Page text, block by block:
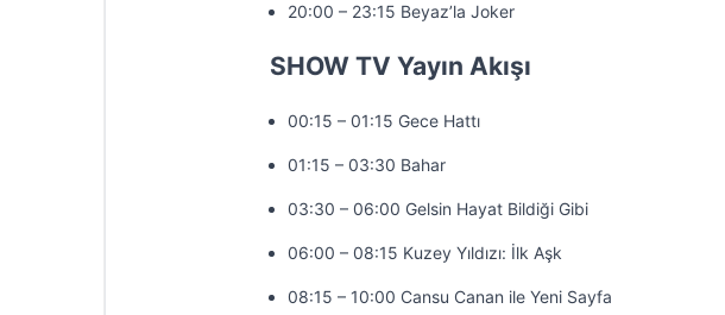
20:00 – 23:15 Beyaz’la Joker
SHOW TV Yayın Akışı
00:15 – 01:15 Gece Hattı
01:15 – 03:30 Bahar
03:30 – 06:00 Gelsin Hayat Bildiği Gibi
06:00 – 08:15 Kuzey Yıldızı: İlk Aşk
08:15 – 10:00 Cansu Canan ile Yeni Sayfa